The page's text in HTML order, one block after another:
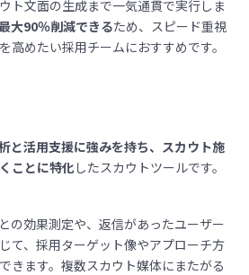
ト文面の生成まで一気通貫で実行しま
大90％削減できるため、スピード重視
高めたい採用チームにおすすめです。
と活用支援に強みを持ち、スカウト施
ことに特化したスカウトツールです。
の効果測定や、返信があったユーザー
て、採用ターゲット像やアプローチ方
きます。複数スカウト媒体にまたがる